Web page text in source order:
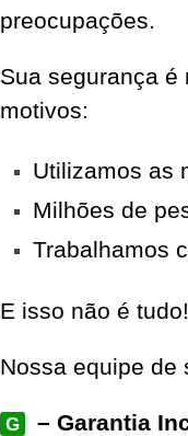
preocupações.
Sua segurança é
motivos:
Utilizamos as
Milhões de
Trabalhamos
E isso não é tudo!
Nossa equipe de
G – Garantia